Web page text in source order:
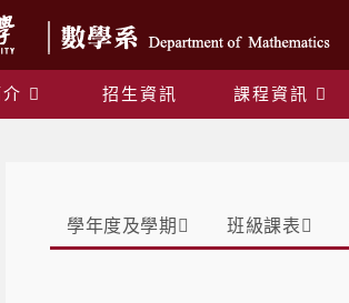
招生資訊 課程資訊
學年度及學期 班級課表